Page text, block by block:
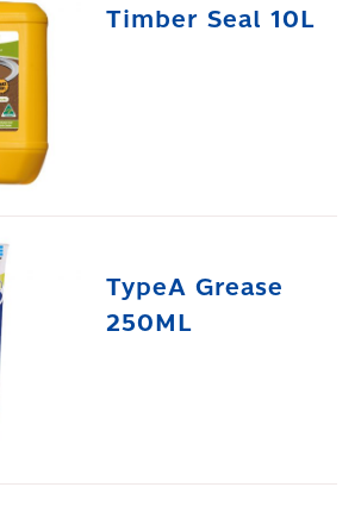
Timber Seal 10L
TypeA Grease
250ML